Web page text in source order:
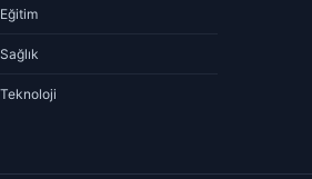
Eğitim
Sağlık
Teknoloji